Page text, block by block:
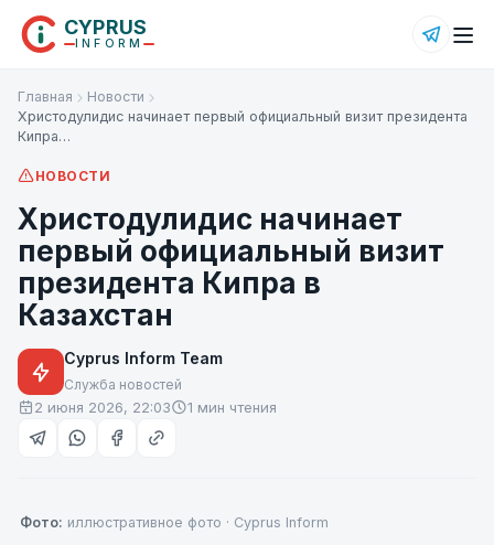
CYPRUS
INFORM
Главная
Новости
Христодулидис начинает первый официальный визит президента
Кипра…
НОВОСТИ
Христодулидис начинает
первый официальный визит
президента Кипра в
Казахстан
Cyprus Inform Team
Служба новостей
2 июня 2026, 22:03 1 мин чтения
Фото: иллюстративное фото · Cyprus Inform